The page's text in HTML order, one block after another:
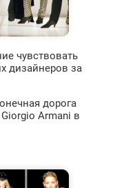
чувствовать
дизайнеров за
дорога
Armani в